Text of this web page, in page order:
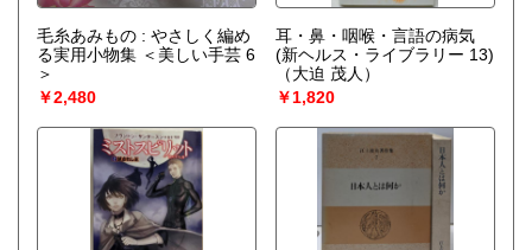
毛糸あみもの : やさしく編め
る実用小物集 ＜美しい手芸 6
＞
￥2,480
耳・鼻・咽喉・言語の病気
(新ヘルス・ライブラリー 13)
（大迫 茂人）
￥1,820